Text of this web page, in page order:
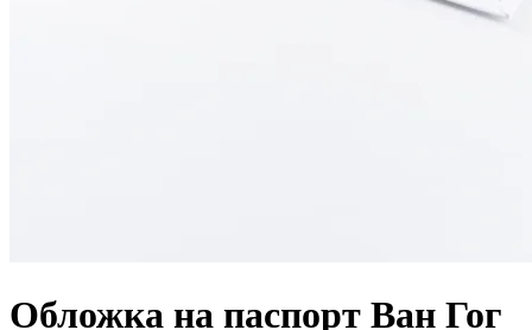
Обложка на паспорт Ван Гог